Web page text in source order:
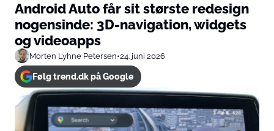
Android Auto får sit største redesign
nogensinde: 3D-navigation, widgets
og videoapps
Morten Lyhne Petersen•24. juni 2026
Følg trend.dk på Google